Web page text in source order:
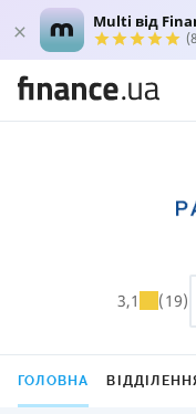
Multi від
3,1 (19)
ГОЛОВНА